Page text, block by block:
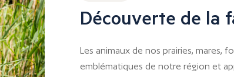
Découverte de la
Les animaux de nos prairies, mares,
emblématiques de notre région et